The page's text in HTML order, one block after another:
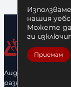
Лидерфитнес е
разнообразие от
нашия
Можете да
ги
Приемам